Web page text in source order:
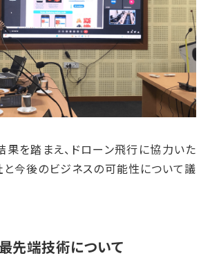
果を踏まえ、ドローン飛行に協力いた
今後のビジネスの可能性について議
先端技術について